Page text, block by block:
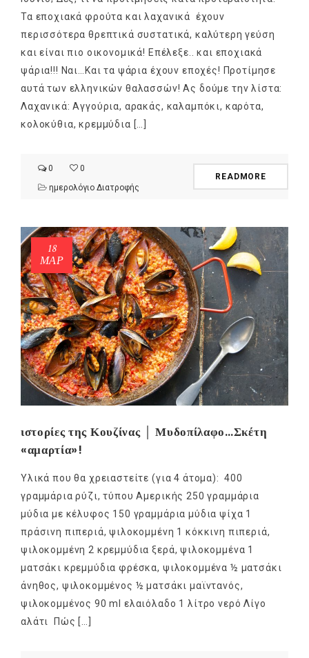
Τα εποχιακά φρούτα και λαχανικά έχουν
περισσότερα θρεπτικά συστατικά, καλύτερη γεύση
και είναι πιο οικονομικά! Επέλεξε.. και εποχιακά
ψάρια!!! Ναι…Και τα ψάρια έχουν εποχές! Προτίμησε
αυτά των ελληνικών θαλασσών! Ας δούμε την λίστα:
Λαχανικά: Αγγούρια, αρακάς, καλαμπόκι, καρότα,
κολοκύθια, κρεμμύδια […]
0
0
ημερολόγιο Διατροφής
READMORE
18
ΜΑΡ
ιστορίες της Κουζίνας │ Μυδοπίλαφο…Σκέτη
«αμαρτία»!
Υλικά που θα χρειαστείτε (για 4 άτομα): 400
γραμμάρια ρύζι, τύπου Αμερικής 250 γραμμάρια
μύδια με κέλυφος 150 γραμμάρια μύδια ψίχα 1
πράσινη πιπεριά, ψιλοκομμένη 1 κόκκινη πιπεριά,
ψιλοκομμένη 2 κρεμμύδια ξερά, ψιλοκομμένα 1
ματσάκι κρεμμύδια φρέσκα, ψιλοκομμένα ½ ματσάκι
άνηθος, ψιλοκομμένος ½ ματσάκι μαϊντανός,
ψιλοκομμένος 90 ml ελαιόλαδο 1 λίτρο νερό Λίγο
αλάτι Πώς […]